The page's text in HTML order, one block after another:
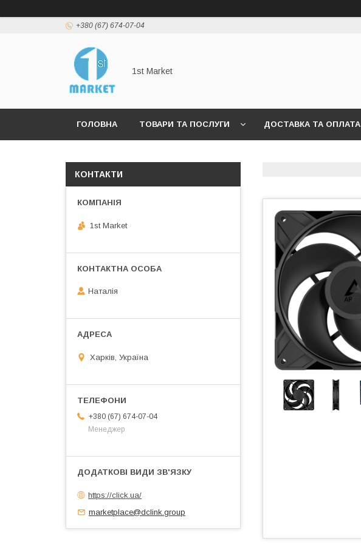
+380 (67) 674-07-04
1st Market
ГОЛОВНА ТОВАРИ ТА ПОСЛУГИ ДОСТАВКА ТА ОПЛАТА
КОНТАКТИ
1st Market
Наталія
Харків, Україна
+380 (67) 674-07-04
Менеджер
https://click.ua/
marketplace@dclink.group